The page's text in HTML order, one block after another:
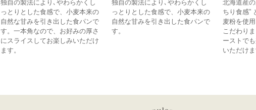
独自の製法により､やわらかくし
っとりとした食感で、小麦本来の
自然な甘みを引き出した食パンで
す。一本角なので、お好みの厚さ
にスライスしてお楽しみいただけ
ます。
独自の製法により､やわらかくし
っとりとした食感で、小麦本来の
自然な甘みを引き出した食パンで
す。
北海道産
ちり食感”
麦粉を使
こだわり
ーストで
いただけま